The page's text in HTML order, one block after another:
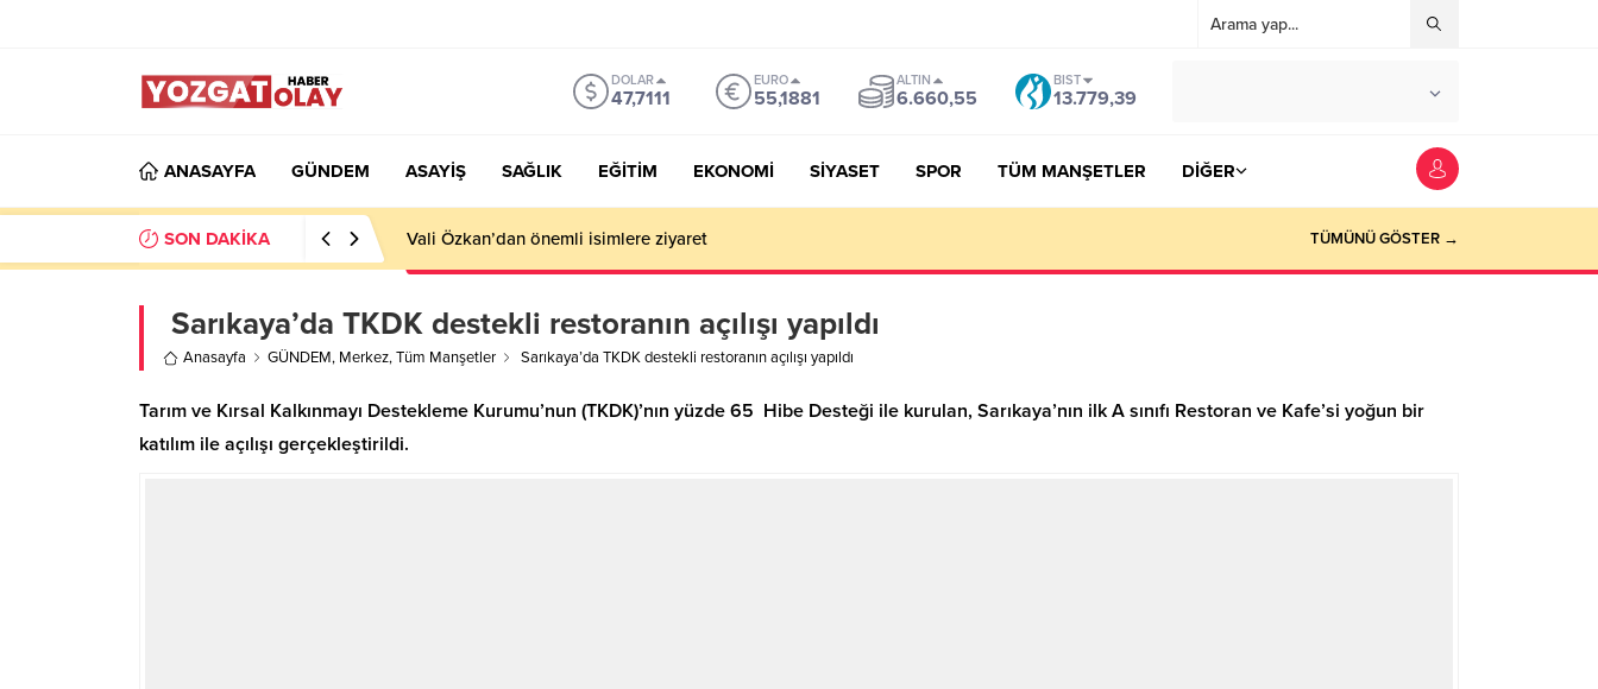
DOLAR
47,7111
EURO
55,1881
ALTIN
6.660,55
BIST
13.779,39
ANASAYFA GÜNDEM ASAYİŞ SAĞLIK EĞİTİM EKONOMİ SİYASET SPOR TÜM MANŞETLER DİĞER
SON DAKİKA Vali Özkan’dan önemli isimlere ziyaret TÜMÜNÜ GÖSTER →
Sarıkaya’da TKDK destekli restoranın açılışı yapıldı
Anasayfa GÜNDEM, Merkez,Tüm Manşetler Sarıkaya’da TKDK destekli restoranın açılışı yapıldı
Tarım ve Kırsal Kalkınmayı Destekleme Kurumu’nun (TKDK)’nın yüzde 65 Hibe Desteği ile kurulan, Sarıkaya’nın ilk A sınıfı Restoran ve Kafe’si yoğun bir
katılım ile açılışı gerçekleştirildi.